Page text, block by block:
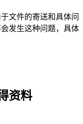
文件的寄送和具体问
发生这种问题，具体
资料